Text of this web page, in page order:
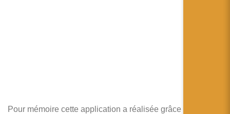
Pour mémoire cette application a réalisée grâce à la